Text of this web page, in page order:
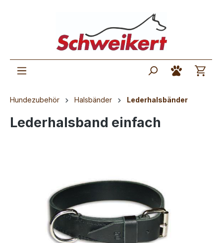
Hundezubehör Halsbänder Lederhalsbänder
Lederhalsband einfach